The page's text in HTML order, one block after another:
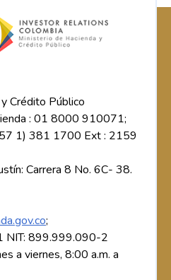
Crédito Público
: 01 8000 910071;
1) 381 1700 Ext : 2159
Carrera 8 No. 6C- 38.
;
NIT: 899.999.090-2
a viernes, 8:00 a.m. a